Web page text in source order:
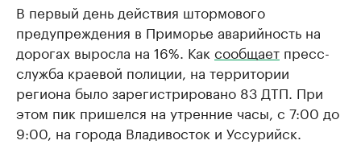
В первый день действия штормового
предупреждения в Приморье аварийность на
дорогах выросла на 16%. Как сообщает пресс-
служба краевой полиции, на территории
региона было зарегистрировано 83 ДТП. При
этом пик пришелся на утренние часы, с 7:00 до
9:00, на города Владивосток и Уссурийск.